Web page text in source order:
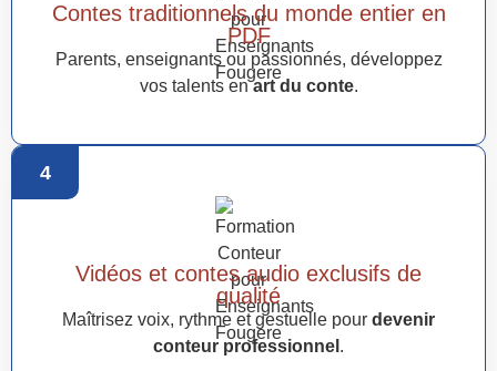
Contes traditionnels du monde entier en
PDF
Parents, enseignants ou passionnés, développez
vos talents enart du conte.
4
Vidéos et contes audio exclusifs de
qualité
Maîtrisez voix, rythme et gestuelle pour devenir
conteur professionnel .